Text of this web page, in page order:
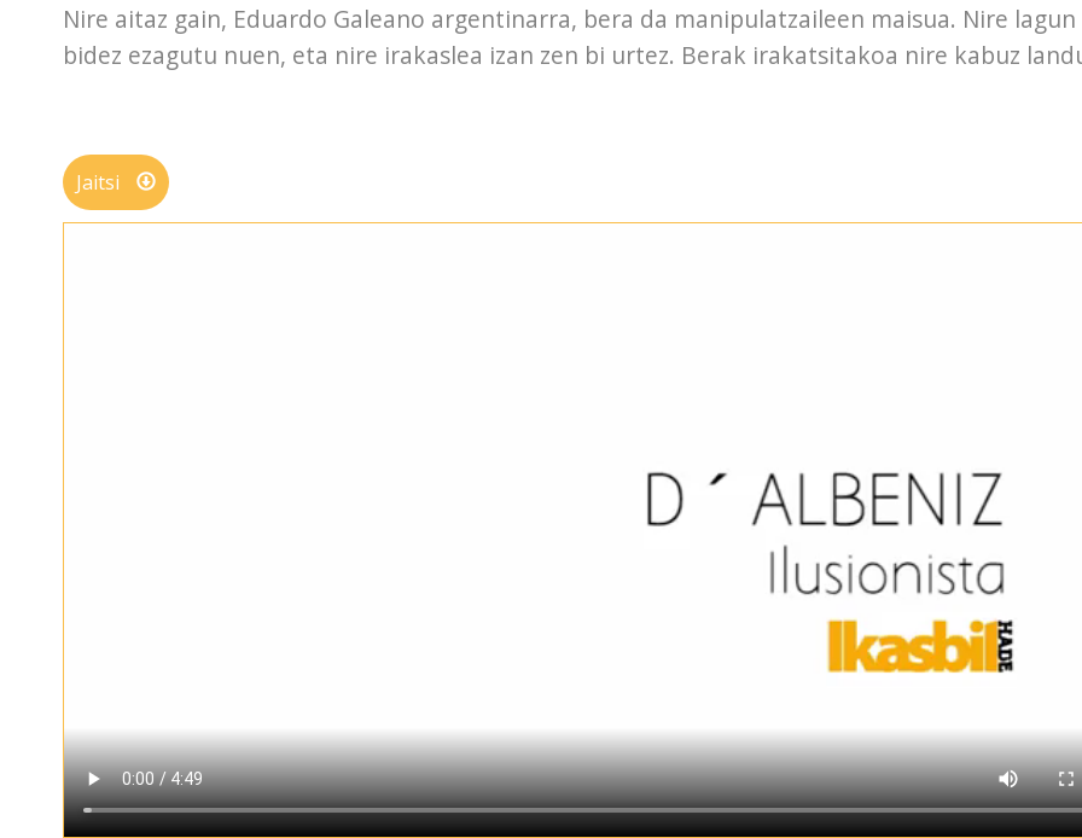
Nire aitaz gain, Eduardo Galeano argentinarra, bera da manipulatzaileen maisua. Nire
bidez ezagutu nuen, eta nire irakaslea izan zen bi urtez. Berak irakatsitakoa nire kabuz
Jaitsi